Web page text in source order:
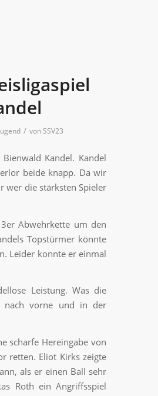
/ vonSSV23
Kandel. Kandel
beide knapp. Da wir
wer die stärksten Spieler
Abwehrkette um den
Topstürmer könnte
Leider konnte er einmal
Leistung. Was die
nach vorne und in der
scharfe Hereingabe von
retten. Eliot Kirks zeigte
als er einen Ball sehr
Roth ein Angriffsspiel